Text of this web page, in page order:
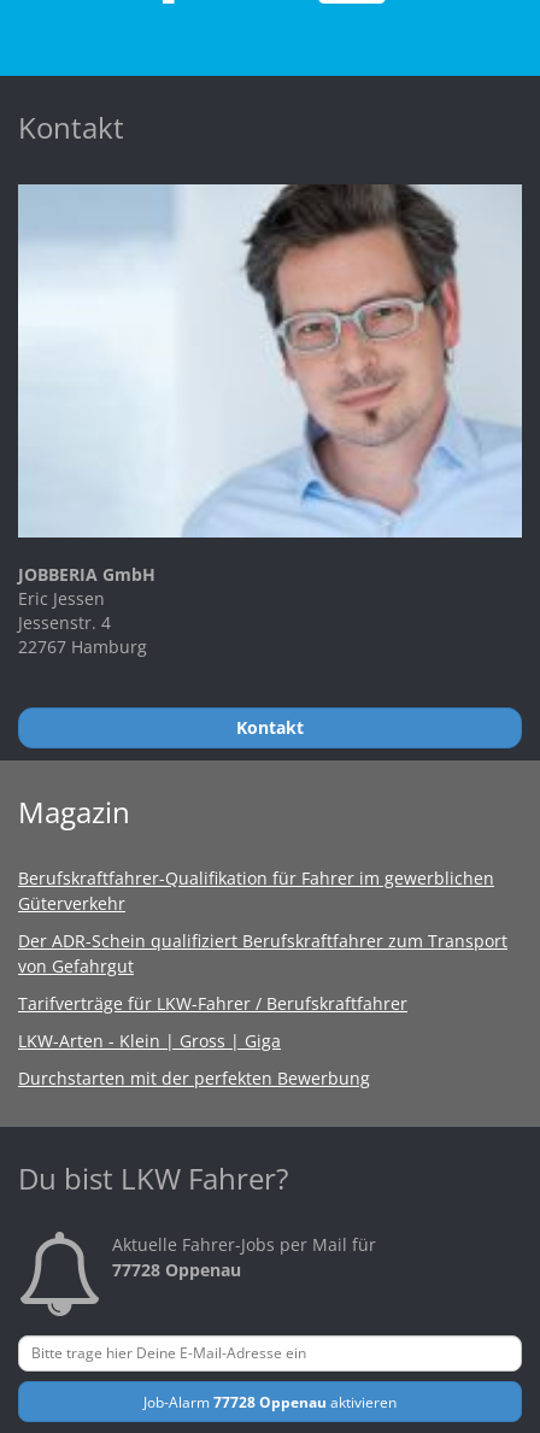
Kontakt
JOBBERIA GmbH
Eric Jessen
Jessenstr. 4
22767 Hamburg
Kontakt
Magazin
Berufskraftfahrer-Qualifikation für Fahrer im gewerblichen
Güterverkehr
Der ADR-Schein qualifiziert Berufskraftfahrer zum Transport
von Gefahrgut
Tarifverträge für LKW-Fahrer / Berufskraftfahrer
LKW-Arten - Klein | Gross | Giga
Durchstarten mit der perfekten Bewerbung
Du bist LKW Fahrer?
Aktuelle Fahrer-Jobs per Mail für
77728 Oppenau
Job-Alarm77728 Oppenau aktivieren